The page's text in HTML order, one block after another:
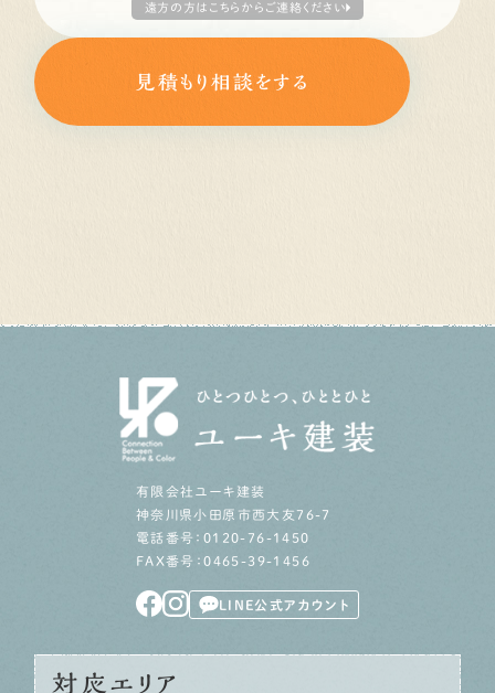
遠方の方はこちらからご連絡ください
見積もり相談をする
有限会社ユーキ建装
神奈川県小田原市西大友76-7
電話番号：0120-76-1450
FAX番号：0465-39-1456
LINE公式アカウント
対応エリア